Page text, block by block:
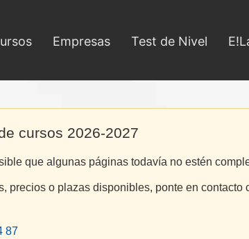
Empresas Test de Nivel
cursos 2026-2027
que algunas páginas todavía no estén
precios o plazas disponibles, ponte en contacto
87